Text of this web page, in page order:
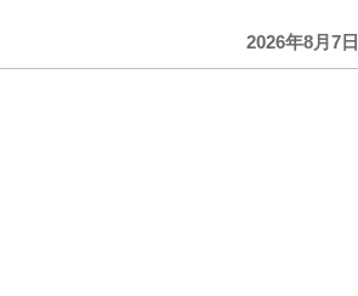
2026年8月7